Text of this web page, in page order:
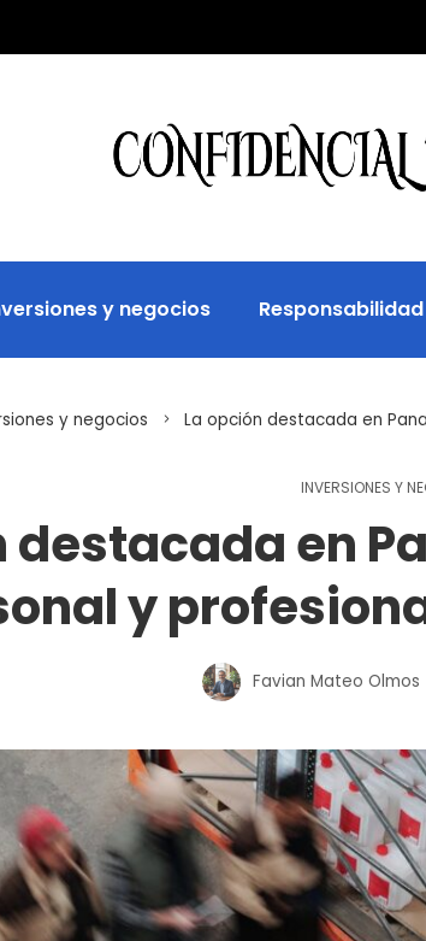
y negocios
y negocios La opción destacada en
INVERSIONES Y
destacada en
y
Favian Mateo Olmos